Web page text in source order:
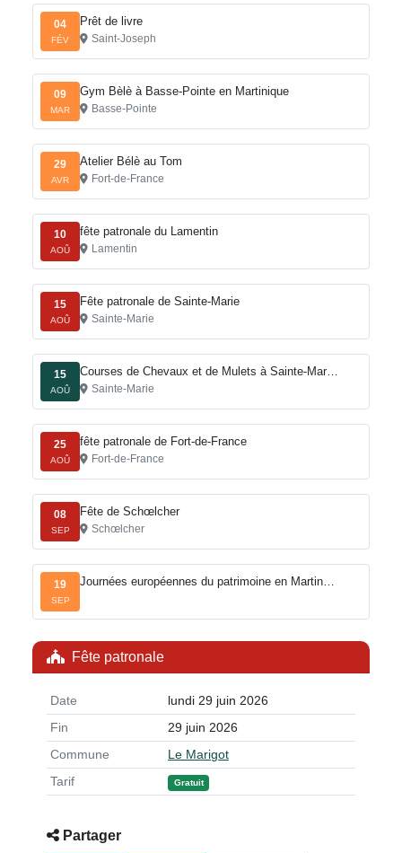
04
FÉV
Prêt de livre
Saint-Joseph
09
MAR
Gym Bèlè à Basse-Pointe en Martinique
Basse-Pointe
29
AVR
Atelier Bélè au Tom
Fort-de-France
10
AOÛ
fête patronale du Lamentin
Lamentin
15
AOÛ
Fête patronale de Sainte-Marie
Sainte-Marie
15
AOÛ
Courses de Chevaux et de Mulets à Sainte-Mar…
Sainte-Marie
25
AOÛ
fête patronale de Fort-de-France
Fort-de-France
08
SEP
Fête de Schœlcher
Schœlcher
19
SEP
Journées européennes du patrimoine en Martin…
Fête patronale
Date
lundi 29 juin 2026
Fin
29 juin 2026
Commune
Le Marigot
Tarif
Gratuit
Partager